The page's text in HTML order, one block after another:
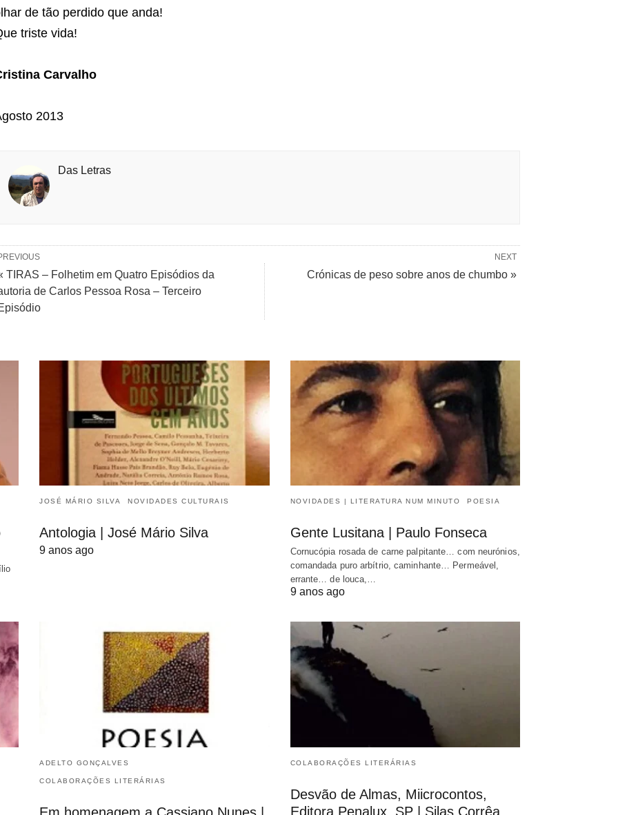
de tão perdido que anda!
triste vida!
Carvalho
2013
Das Letras
NEXT
Crónicas de peso sobre anos de chumbo »
TIRAS – Folhetim em Quatro Episódios da
de Carlos Pessoa Rosa – Terceiro
JOSÉ MÁRIO SILVA NOVIDADES CULTURAIS
Antologia | José Mário Silva
9 anos ago
NOVIDADES | LITERATURA NUM MINUTO POESIA
Gente Lusitana | Paulo Fonseca
Cornucópia rosada de carne palpitante… com neurónios,
comandada puro arbítrio, caminhante… Permeável,
errante… de louca,…
9 anos ago
ADELTO GONÇALVES
COLABORAÇÕES LITERÁRIAS
Em homenagem a Cassiano Nunes |
COLABORAÇÕES LITERÁRIAS
Desvão de Almas, Miicrocontos,
Editora Penalux, SP | Silas Corrêa